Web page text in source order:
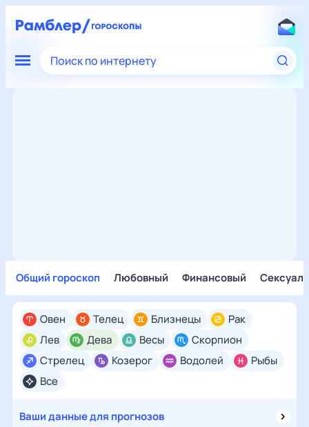
Поиск по интернету
Общий гороскоп Любовный Финансовый
Все
Овен Телец Близнецы
Рак
Лев
Дева Весы
Скорпион
Стрелец
Козерог Водолей Рыбы
Ваши данные для прогнозов